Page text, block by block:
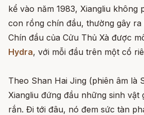
kể vào năm 1983, Xiangliu không
con rồng chín đầu, thường gây ra
Chín đầu của Cửu Thủ Xà được
Hydra, với mỗi đầu trên một cổ
Theo Shan Hai Jing (phiên âm là
Xiangliu đứng đầu những sinh vật
rắn. Đi tới đâu, nó đem sức tàn